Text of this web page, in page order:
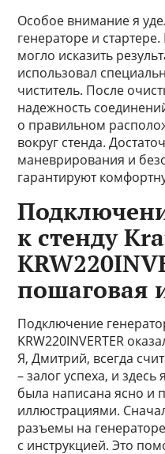
Особое внимание я
генераторе и
могло исказить
использовал
чиститель. После
надежность
о правильном
вокруг стенда.
маневрирования и
гарантируют
к стенду
пошаговая
Подключение
KRW220INVERTER
Я, Дмитрий, всегда
– залог успеха, и
была написана ясно и
иллюстрациями.
разъемы на
с инструкцией. Это